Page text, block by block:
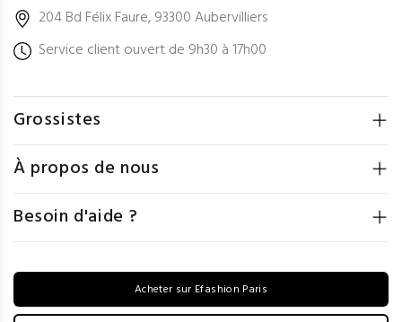
204 Bd Félix Faure, 93300 Aubervilliers
Service client ouvert de 9h30 à 17h00
Grossistes
À propos de nous
Besoin d'aide ?
Acheter sur Efashion Paris